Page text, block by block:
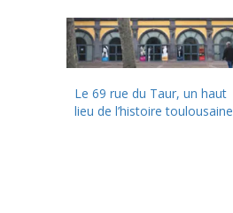
Le 69 rue du Taur, un haut
lieu de l’histoire toulousaine